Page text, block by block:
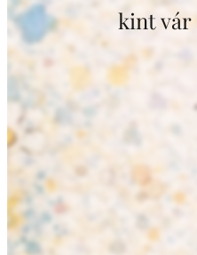
kint vár